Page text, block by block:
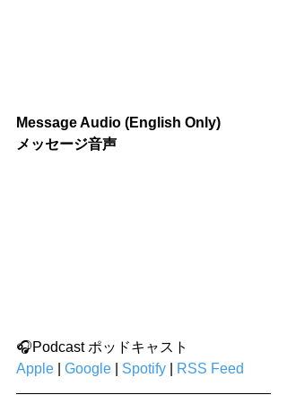
Message Audio (English Only)
メッセージ音声
🎧Podcast ポッドキャスト
Apple
Google Spotify RSS Feed